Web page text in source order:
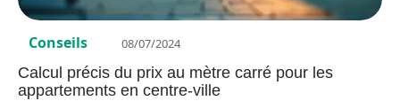
Conseils 08/07/2024
Calcul précis du prix au mètre carré pour les
appartements en centre-ville